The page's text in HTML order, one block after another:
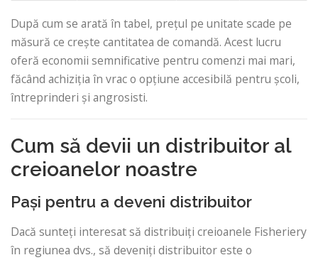
După cum se arată în tabel, prețul pe unitate scade pe
măsură ce crește cantitatea de comandă. Acest lucru
oferă economii semnificative pentru comenzi mai mari,
făcând achiziția în vrac o opțiune accesibilă pentru școli,
întreprinderi și angrosisti.
Cum să devii un distribuitor al
creioanelor noastre
Pași pentru a deveni distribuitor
Dacă sunteți interesat să distribuiți creioanele Fisheriery
în regiunea dvs., să deveniți distribuitor este o